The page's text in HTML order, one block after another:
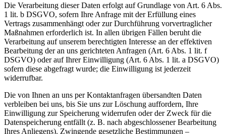
Die Verarbeitung dieser Daten erfolgt auf Grundlage von Art. 6 Abs.
1 lit. b DSGVO, sofern Ihre Anfrage mit der Erfüllung eines
Vertrags zusammenhängt oder zur Durchführung vorvertraglicher
Maßnahmen erforderlich ist. In allen übrigen Fällen beruht die
Verarbeitung auf unserem berechtigten Interesse an der effektiven
Bearbeitung der an uns gerichteten Anfragen (Art. 6 Abs. 1 lit. f
DSGVO) oder auf Ihrer Einwilligung (Art. 6 Abs. 1 lit. a DSGVO)
sofern diese abgefragt wurde; die Einwilligung ist jederzeit
widerrufbar.
Die von Ihnen an uns per Kontaktanfragen übersandten Daten
verbleiben bei uns, bis Sie uns zur Löschung auffordern, Ihre
Einwilligung zur Speicherung widerrufen oder der Zweck für die
Datenspeicherung entfällt (z. B. nach abgeschlossener Bearbeitung
Ihres Anliegens). Zwingende gesetzliche Bestimmungen –